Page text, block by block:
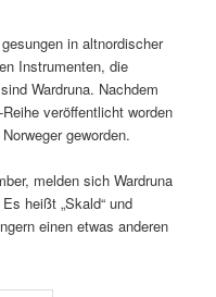
in altnordischer
Instrumenten, die
Wardruna. Nachdem
veröffentlicht worden
geworden.
melden sich Wardruna
heißt „Skald“ und
einen etwas anderen